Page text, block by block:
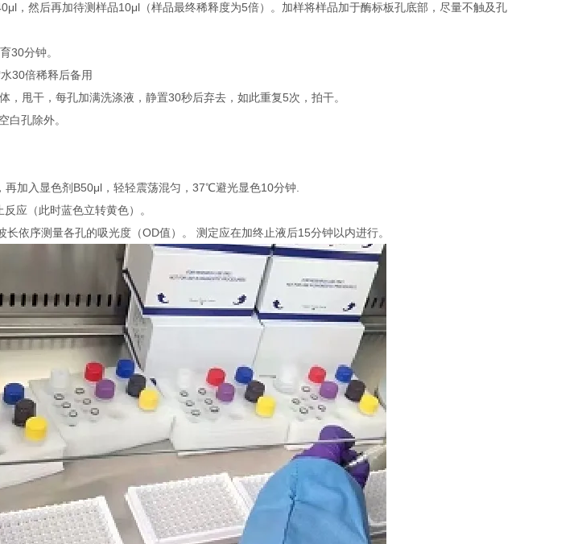
，然后再加待测样品10μl（样品最终稀释度为5倍）。加样将样品加于酶标板孔底部，尽量不触及孔
30分钟。
30倍稀释后备用
，甩干，每孔加满洗涤液，静置30秒后弃去，如此重复5次，拍干。
白孔除外。
加入显色剂B50μl，轻轻震荡混匀，37℃避光显色10分钟.
应（此时蓝色立转黄色）。
依序测量各孔的吸光度（OD值）。 测定应在加终止液后15分钟以内进行。